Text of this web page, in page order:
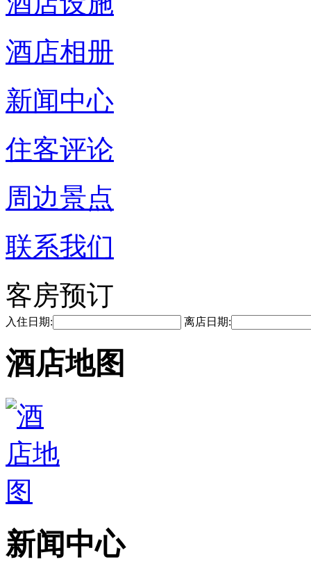
酒店相册
新闻中心
住客评论
周边景点
联系我们
客房预订
入住日期: 离店日期:
酒店地图
新闻中心